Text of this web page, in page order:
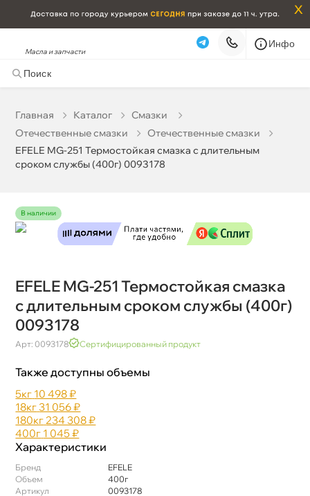
x
Масла и запчасти
Инфо
Главная Катало
Смазки
Отечественные смазки
Отечественные смазки
EFELE MG-251 Термостойкая смазка с длительным
сроком службы (400г) 0093178
наличии
EFELE MG-251 Термостойкая смазка
с длительным сроком службы (400г)
0093178
Арт: 0093178 Сертифицированный продукт
Также доступны объемы
5к 10 498 ₽
18к31 056 ₽
180к 234 308 ₽
400 1 045 ₽
Характеристики
Бренд
EFELE
Объем
400
Артикул
0093178
EFELE MG-251 Термостойкая смазка с длительным
Бесплатная Завтра, 07.08 (при заказе от 2000₽)
Срочная за 2 ч – 399 ₽
Карта Список